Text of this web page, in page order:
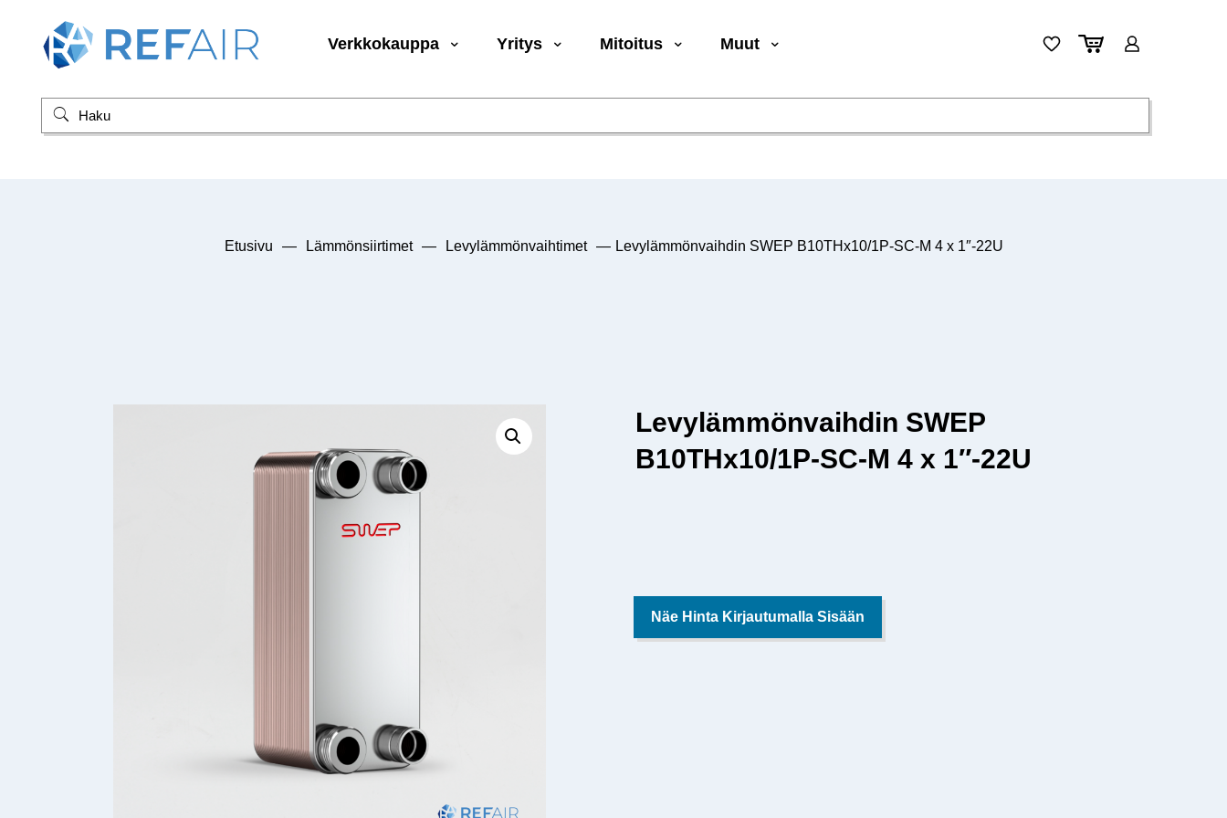
Verkkokauppa Yritys Mitoitus Muut
Etusivu — Lämmönsiirtimet — Levylämmönvaihtimet — Levylämmönvaihdin SWEP B10THx10/1P-SC-M 4 x 1″-22U
Levylämmönvaihdin SWEP
B10THx10/1P-SC-M 4 x 1″-22U
Näe Hinta Kirjautumalla Sisään